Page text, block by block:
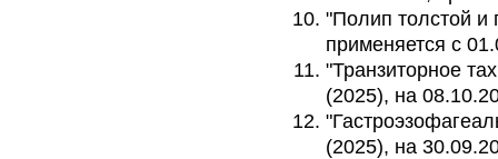
"Полип толстой и
применяется с
"Транзиторное
(2025), на
(2025), на